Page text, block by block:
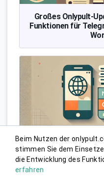
Großes Onlypult-
Funktionen für
Neu bei Onlypult:
Beim Nutzen der
stimmen Sie dem
die Entwicklung des
erfahren